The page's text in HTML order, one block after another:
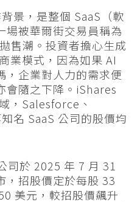
景，是整個 SaaS（軟
場被華爾街交易員稱為
售潮。投資者擔心生成
業模式，因為如果 AI
，企業對人力的需求便
會隨之下降。iShares
，Salesforce、
名 SaaS 公司的股價均
司於 2025 年 7 月 31
，招股價定於每股 33
美元，較招股價飆升